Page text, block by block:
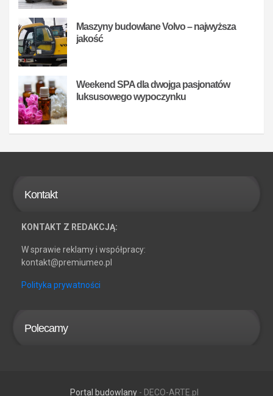
Maszyny budowlane Volvo – najwyższa
jakość
Weekend SPA dla dwojga pasjonatów
luksusowego wypoczynku
Kontakt
KONTAKT Z REDAKCJĄ:
W sprawie reklamy i współpracy:
kontakt@premiumeo.pl
Polityka prywatności
Polecamy
Portal budowlany- DECO-ARTE.pl